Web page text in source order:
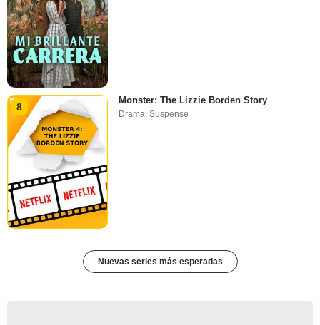
8
Monster: The Lizzie Borden Story
Drama,Suspense
Nuevas series más esperadas